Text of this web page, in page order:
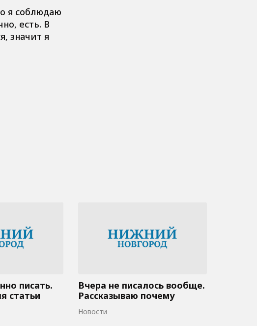
я соблюдаю
есть. В
значит я
писать.
статьи
Вчера не писалось вообще.
Рассказываю почему
Новости